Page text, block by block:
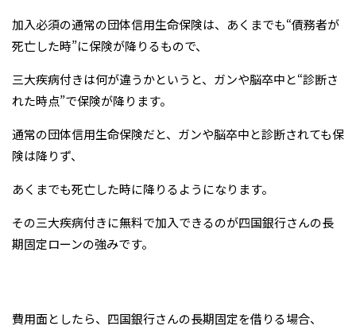
加入必須の通常の団体信用生命保険は、あくまでも“債務者が
死亡した時”に保険が降りるもので、
三大疾病付きは何が違うかというと、ガンや脳卒中と“診断さ
れた時点”で保険が降ります。
通常の団体信用生命保険だと、ガンや脳卒中と診断されても保
険は降りず、
あくまでも死亡した時に降りるようになります。
その三大疾病付きに無料で加入できるのが四国銀行さんの長
期固定ローンの強みです。
費用面としたら、四国銀行さんの長期固定を借りる場合、